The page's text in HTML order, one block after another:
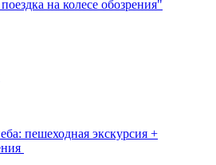
пешеходная экскурсия +